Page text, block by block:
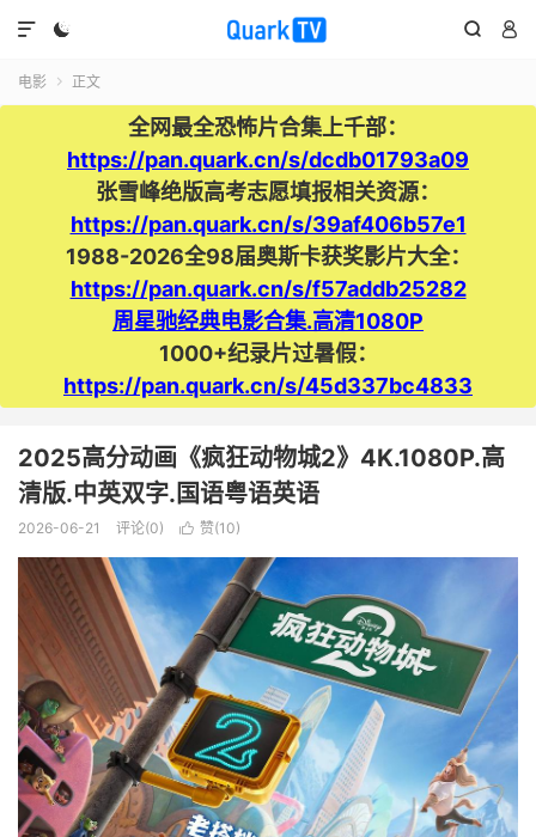
  

电影  正文
全网最全恐怖片合集上千部：
https://pan.quark.cn/s/dcdb01793a09
张雪峰绝版高考志愿填报相关资源：
https://pan.quark.cn/s/39af406b57e1
1988-2026全98届奥斯卡获奖影片大全：
https://pan.quark.cn/s/f57addb25282
周星驰经典电影合集.高清1080P
1000+纪录片过暑假：
https://pan.quark.cn/s/45d337bc4833
2025高分动画《疯狂动物城2》4K.1080P.高
清版.中英双字.国语粤语英语
2026-06-21 评论(0)  赞(10)